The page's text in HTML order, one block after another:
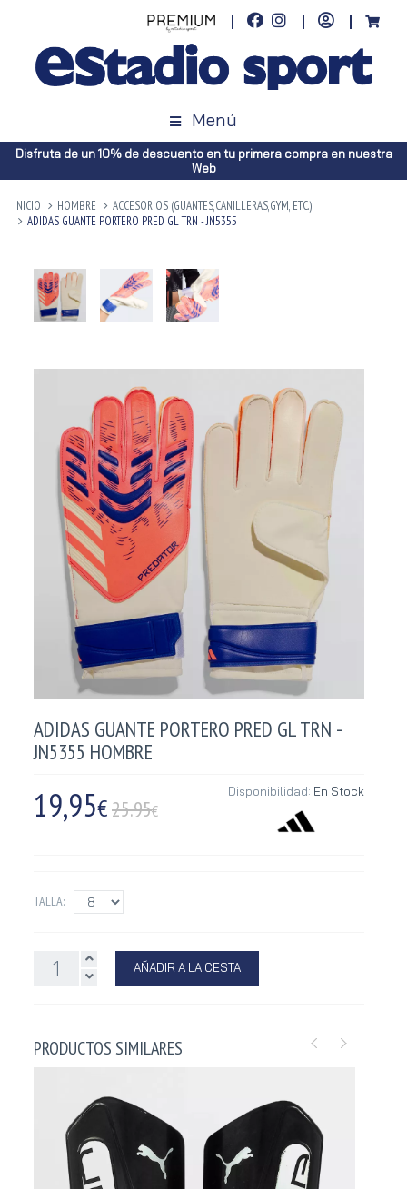
Menú
Disfruta de un 10% de descuento en tu primera compra en nuestra
Web
INICIO HOMBRE
ACCESORIOS (GUANTES,CANILLERAS,GYM, ETC.)
ADIDAS GUANTE PORTERO PRED GL TRN - JN5355
ADIDAS GUANTE PORTERO PRED GL TRN -
JN5355 HOMBRE
19,95€25.95€
Disponibilidad: En Stock
TALLA:
AÑADIR A LA CESTA
PRODUCTOS SIMILARES